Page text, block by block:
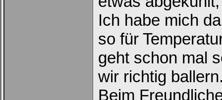
Loginbox
Ich habe mich
so für
geht schon mal
wir richtig
Beim